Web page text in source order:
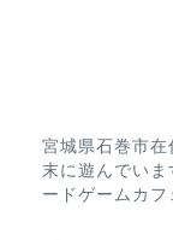
宮城県石巻市在
末に遊んでい
ードゲームカフ